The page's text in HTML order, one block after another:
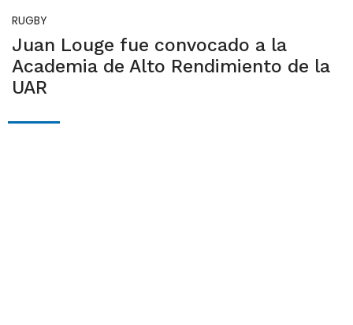
RUGBY
Juan Louge fue convocado a la
Academia de Alto Rendimiento de la
UAR